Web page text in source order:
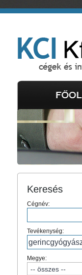
Keresés
Cégnév:
Tevékenység:
Megye: